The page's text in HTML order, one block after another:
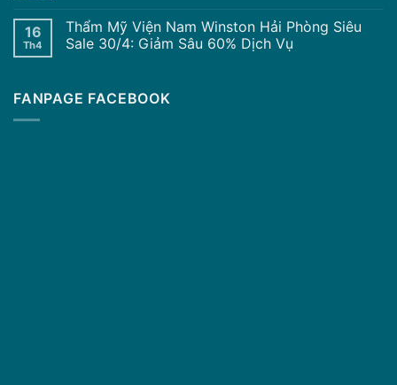
16
Th4
Thẩm Mỹ Viện Nam Winston Hải Phòng Siêu
Sale 30/4: Giảm Sâu 60% Dịch Vụ
FANPAGE FACEBOOK